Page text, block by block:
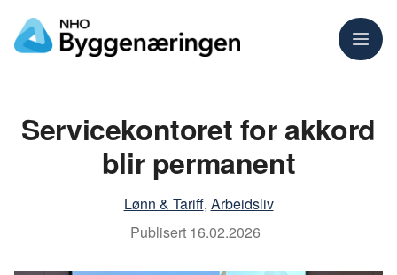
Meny
Servicekontoret for akkord
blir permanent
Lønn & Tariff, Arbeidsliv
Publisert 16.02.2026